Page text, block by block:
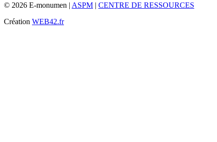
© 2026 E-monumen | ASPM | CENTRE DE RESSOURCES
Création WEB42.fr